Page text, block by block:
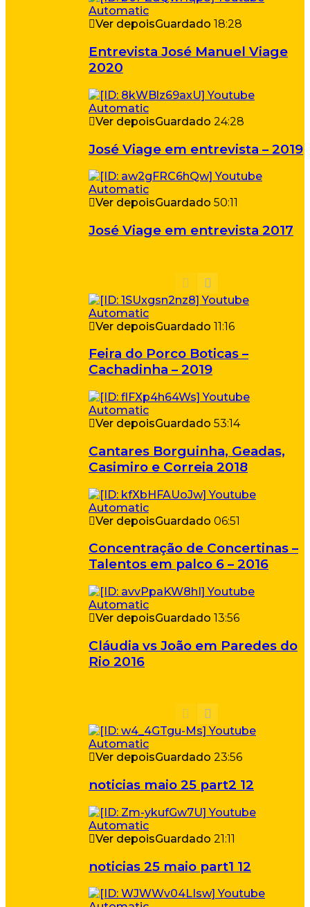
Ver depoisGuardado 18:28
Entrevista José Manuel Viage
2020
Ver depoisGuardado 24:28
José Viage em entrevista – 2019
Ver depoisGuardado 50:11
José Viage em entrevista 2017
Ver depoisGuardado 11:16
Feira do Porco Boticas –
Cachadinha – 2019
Ver depoisGuardado 53:14
Cantares Borguinha, Geadas,
Casimiro e Correia 2018
Ver depoisGuardado 06:51
Concentração de Concertinas –
Talentos em palco 6 – 2016
Ver depoisGuardado 13:56
Cláudia vs João em Paredes do
Rio 2016
Ver depoisGuardado 23:56
noticias maio 25 part2 12
Ver depoisGuardado 21:11
noticias 25 maio part1 12